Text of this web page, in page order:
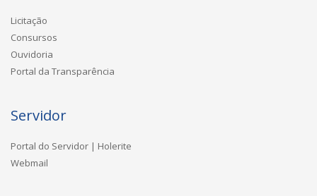
Licitação
Consursos
Ouvidoria
Portal da Transparência
Servidor
Portal do Servidor | Holerite
Webmail